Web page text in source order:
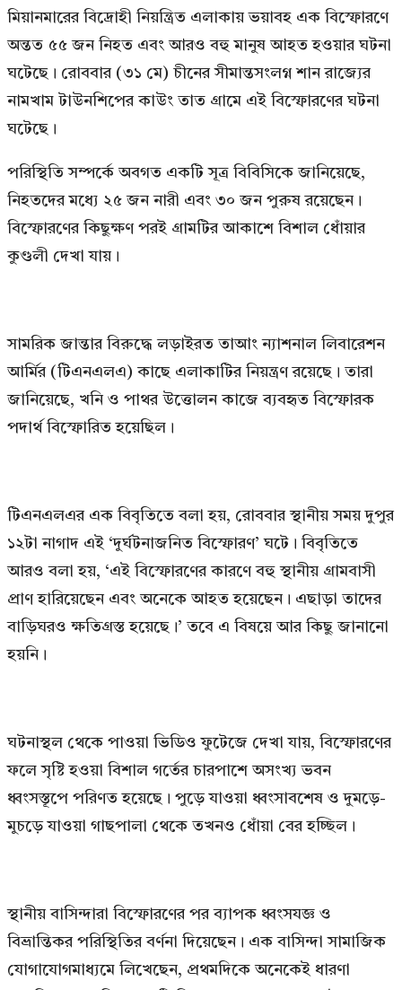
মিয়ানমারের বিদ্রোহী নিয়ন্ত্রিত এলাকায় ভয়াবহ এক বিস্ফোরণে
অন্তত ৫৫ জন নিহত এবং আরও বহু মানুষ আহত হওয়ার ঘটনা
ঘটেছে। রোববার (৩১ মে) চীনের সীমান্তসংলগ্ন শান রাজ্যের
নামখাম টাউনশিপের কাউং তাত গ্রামে এই বিস্ফোরণের ঘটনা
ঘটেছে।
পরিস্থিতি সম্পর্কে অবগত একটি সূত্র বিবিসিকে জানিয়েছে,
নিহতদের মধ্যে ২৫ জন নারী এবং ৩০ জন পুরুষ রয়েছেন।
বিস্ফোরণের কিছুক্ষণ পরই গ্রামটির আকাশে বিশাল ধোঁয়ার
কুণ্ডলী দেখা যায়।
সামরিক জান্তার বিরুদ্ধে লড়াইরত তাআং ন্যাশনাল লিবারেশন
আর্মির (টিএনএলএ) কাছে এলাকাটির নিয়ন্ত্রণ রয়েছে। তারা
জানিয়েছে, খনি ও পাথর উত্তোলন কাজে ব্যবহৃত বিস্ফোরক
পদার্থ বিস্ফোরিত হয়েছিল।
টিএনএলএর এক বিবৃতিতে বলা হয়, রোববার স্থানীয় সময় দুপুর
১২টা নাগাদ এই ‘দুর্ঘটনাজনিত বিস্ফোরণ’ ঘটে। বিবৃতিতে
আরও বলা হয়, ‘এই বিস্ফোরণের কারণে বহু স্থানীয় গ্রামবাসী
প্রাণ হারিয়েছেন এবং অনেকে আহত হয়েছেন। এছাড়া তাদের
বাড়িঘরও ক্ষতিগ্রস্ত হয়েছে।’ তবে এ বিষয়ে আর কিছু জানানো
হয়নি।
ঘটনাস্থল থেকে পাওয়া ভিডিও ফুটেজে দেখা যায়, বিস্ফোরণের
ফলে সৃষ্টি হওয়া বিশাল গর্তের চারপাশে অসংখ্য ভবন
ধ্বংসস্তূপে পরিণত হয়েছে। পুড়ে যাওয়া ধ্বংসাবশেষ ও দুমড়ে-
মুচড়ে যাওয়া গাছপালা থেকে তখনও ধোঁয়া বের হচ্ছিল।
স্থানীয় বাসিন্দারা বিস্ফোরণের পর ব্যাপক ধ্বংসযজ্ঞ ও
বিভ্রান্তিকর পরিস্থিতির বর্ণনা দিয়েছেন। এক বাসিন্দা সামাজিক
যোগাযোগমাধ্যমে লিখেছেন, প্রথমদিকে অনেকেই ধারণা